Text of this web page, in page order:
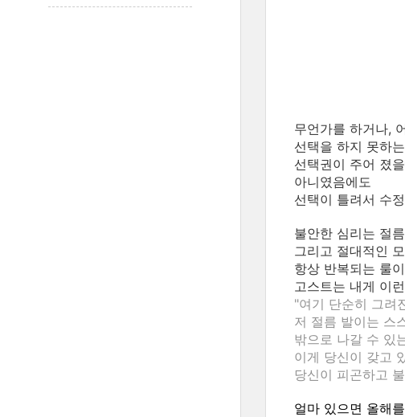
무언가를 하거나,
선택을 하지 못하
선택권이 주어 졌
아니였음에도
선택이 틀려서 수
불안한 심리는 절
그리고 절대적인
항상 반복되는 룰
고스트는 내게 이
"여기 단순히 그려
저 절름 발이는 스
밖으로 나갈 수 있
이게 당신이 갖고
당신이 피곤하고
얼마 있으면 올해